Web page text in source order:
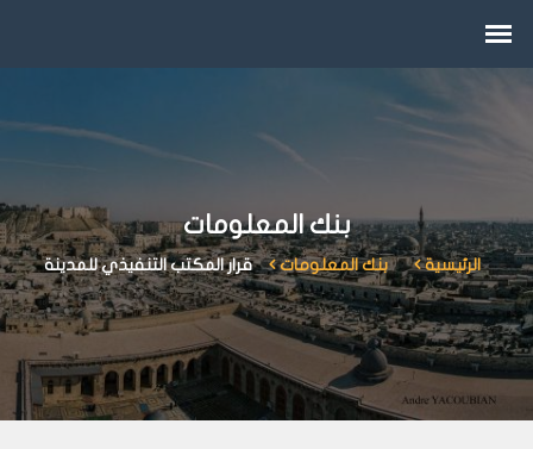
بنك المعلومات
الرئيسية بنك المعلومات قرار المكتب التنفيذي للمدينة